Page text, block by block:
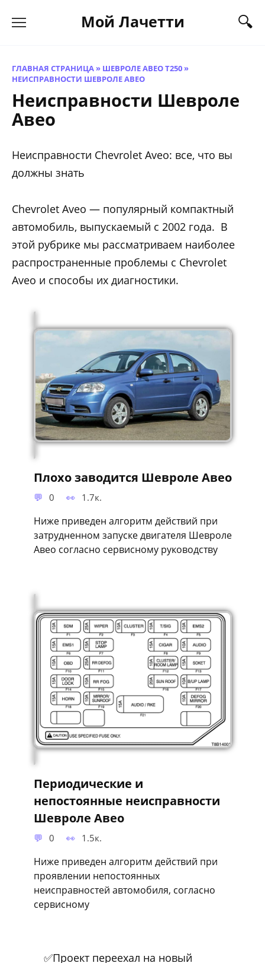
Мой Лачетти
ГЛАВНАЯ СТРАНИЦА» ШЕВРОЛЕ АВЕО Т250»
НЕИСПРАВНОСТИ ШЕВРОЛЕ АВЕО
Неисправности Шевроле
Авео
Неисправности Chevrolet Aveo: все, что вы
должны знать
Chevrolet Aveo — популярный компактный
автомобиль, выпускаемый с 2002 года. В
этой рубрике мы рассматриваем наиболее
распространенные проблемы с Chevrolet
Aveo и способы их диагностики.
Плохо заводится Шевроле Авео
0 1.7к.
Ниже приведен алгоритм действий при
затрудненном запуске двигателя Шевроле
Авео согласно сервисному руководству
Периодические и
непостоянные неисправности
Шевроле Авео
0 1.5к.
Ниже приведен алгоритм действий при
проявлении непостоянных
неисправностей автомобиля, согласно
сервисному
✅Проект переехал на новый